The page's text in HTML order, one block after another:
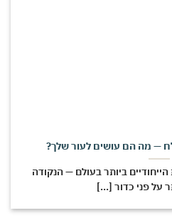
ביותר בעולם — הנקודה
פני כדור [...]